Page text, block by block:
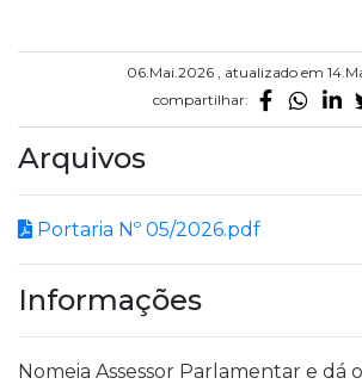
06.Mai.2026 , atualizado em
compartilhar:
Arquivos
Portaria Nº 05/2026.pdf
Informações
Nomeia Assessor Parlamentar e dá